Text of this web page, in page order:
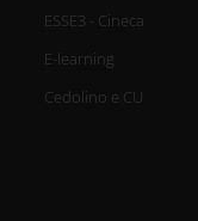
ESSE3 - Cineca
E-learning
Cedolino e CU